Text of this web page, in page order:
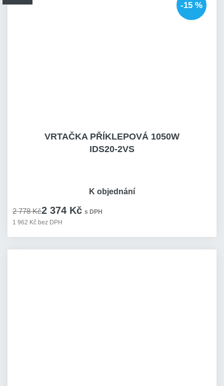
-15 %
VRTAČKA PŘÍKLEPOVÁ 1050W
IDS20-2VS
2 778 Kč2 374 Kč s DPH
1 962 Kč bez DPH
K objednání